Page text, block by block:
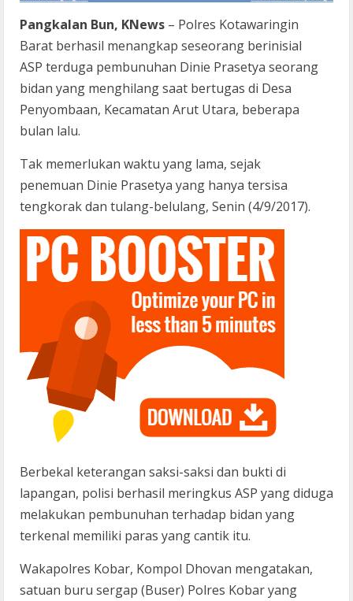
Pangkalan Bun, KNews – Polres Kotawaringin
Barat berhasil menangkap seseorang berinisial
ASP terduga pembunuhan Dinie Prasetya seorang
bidan yang menghilang saat bertugas di Desa
Penyombaan, Kecamatan Arut Utara, beberapa
bulan lalu.
Tak memerlukan waktu yang lama, sejak
penemuan Dinie Prasetya yang hanya tersisa
tengkorak dan tulang-belulang, Senin (4/9/2017).
Berbekal keterangan saksi-saksi dan bukti di
lapangan, polisi berhasil meringkus ASP yang diduga
melakukan pembunuhan terhadap bidan yang
terkenal memiliki paras yang cantik itu.
Wakapolres Kobar, Kompol Dhovan mengatakan,
satuan buru sergap (Buser) Polres Kobar yang